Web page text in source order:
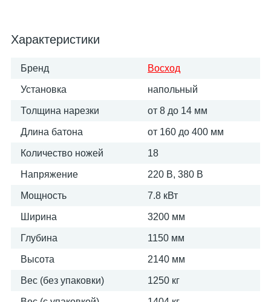
Характеристики
Бренд Восход
Установка напольный
Толщина нарезки от 8 до 14 мм
Длина батона от 160 до 400 мм
Количество ножей 18
Напряжение 220 В, 380 В
Мощность 7.8 кВт
Ширина 3200 мм
Глубина 1150 мм
Высота 2140 мм
Вес (без упаковки) 1250 кг